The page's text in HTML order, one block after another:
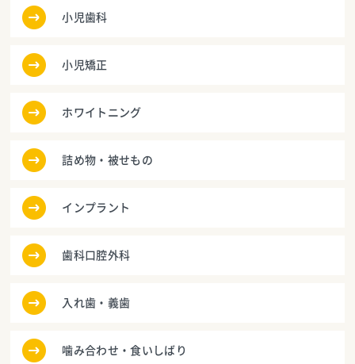
小児歯科
小児矯正
ホワイトニング
詰め物・被せもの
インプラント
歯科口腔外科
入れ歯・義歯
噛み合わせ・食いしばり